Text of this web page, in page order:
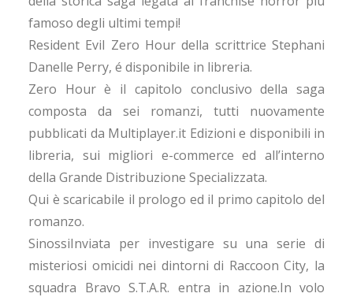
famoso degli ultimi tempi!
Resident Evil Zero Hour della scrittrice Stephani
Danelle Perry, é disponibile in libreria.
Zero Hour è il capitolo conclusivo della saga
composta da sei romanzi, tutti nuovamente
pubblicati da Multiplayer.it Edizioni e disponibili in
libreria, sui migliori e-commerce ed all’interno
della Grande Distribuzione Specializzata.
Qui è scaricabile il prologo ed il primo capitolo del
romanzo.
SinossiInviata per investigare su una serie di
misteriosi omicidi nei dintorni di Raccoon City, la
squadra Bravo S.T.A.R. entra in azione.In volo